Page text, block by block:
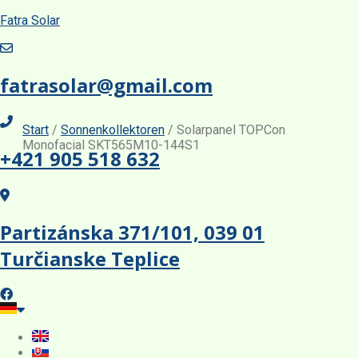
Fatra Solar
fatrasolar@gmail.com
+421 905 518 632
Partizánska 371/101, 039 01
Turčianske Teplice
Start / Sonnenkollektoren / Solarpanel TOPCon
Monofacial SKT565M10-144S1
TOPCon Monofacial